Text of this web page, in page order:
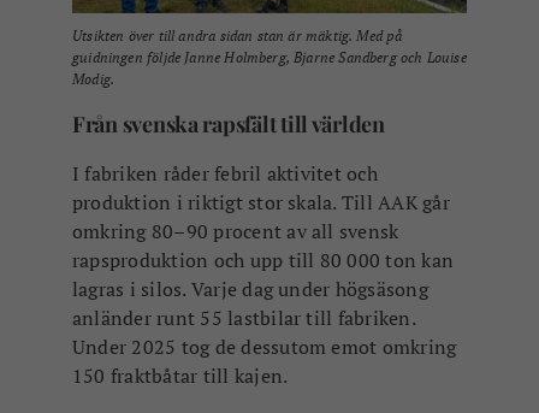
Utsikten över till andra sidan stan är mäktig. Med på
guidningen följde Janne Holmberg, Bjarne Sandberg och Louise
Modig.
Från svenska rapsfält till världen
I fabriken råder febril aktivitet och
produktion i riktigt stor skala. Till AAK går
omkring 80–90 procent av all svensk
rapsproduktion och upp till 80 000 ton kan
lagras i silos. Varje dag under högsäsong
anländer runt 55 lastbilar till fabriken.
Under 2025 tog de dessutom emot omkring
150 fraktbåtar till kajen.